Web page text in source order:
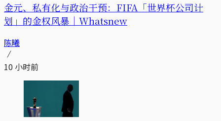
金元、私有化与政治干预：FIFA「世界杯公司计
划」的金权风暴｜Whatsnew
陈曦
10 小时前